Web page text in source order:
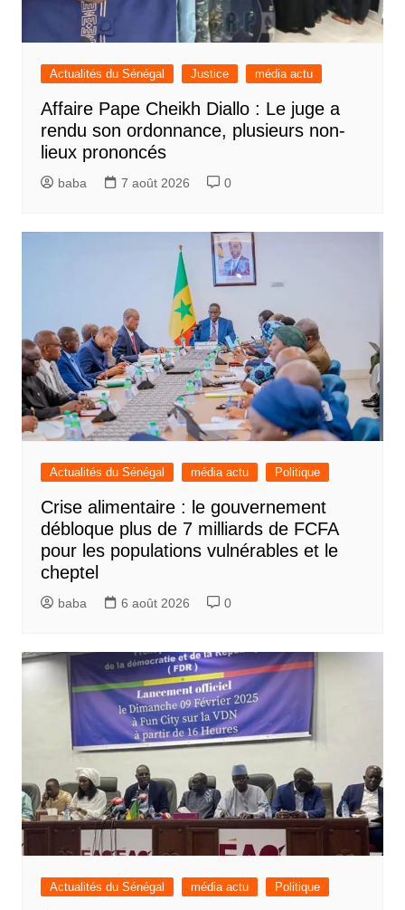
Actualités du Sénégal Justice média actu
Affaire Pape Cheikh Diallo : Le juge a
rendu son ordonnance, plusieurs non-
lieux prononcés
baba 7 août 2026 0
Actualités du Sénégal média actu Politique
Crise alimentaire : le gouvernement
débloque plus de 7 milliards de FCFA
pour les populations vulnérables et le
cheptel
baba 6 août 2026 0
Actualités du Sénégal média actu Politique